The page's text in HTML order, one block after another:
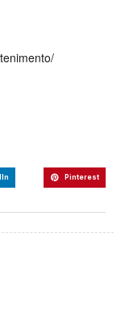
Pinterest